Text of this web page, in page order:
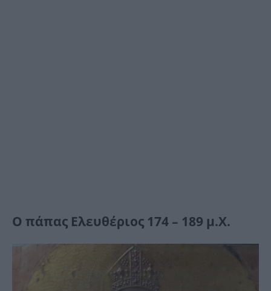
Ο πάπας Ελευθέριος 174 – 189 μ.Χ.